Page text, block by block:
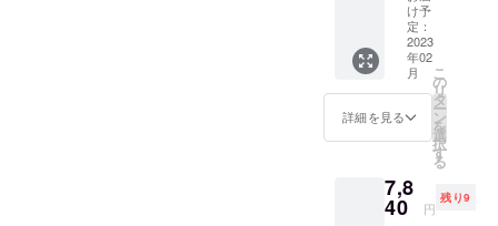
『自分達が
使いたいと
思える革』
『自分達が
使いたいと
思える形』
使いたいと
思える機
を1点
一般販
売予定
価格
9,800円
(送料、
消費税
込み)の
20%off
W10.8×
H6.1×D
2.4cm
け予
定：
2023
年02
月
詳細を見る
こ
の
リ
タ
ー
ン
を
選
択
す
る
7,8
40 円
残り9